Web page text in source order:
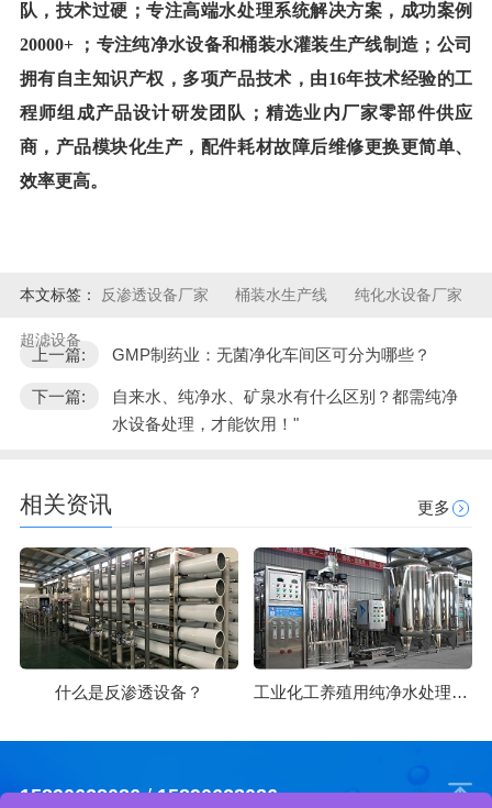
队，技术过硬；专注高端水处理系统解决方案，成功案例
20000+ ；专注纯净水设备和桶装水灌装生产线制造；公司
拥有自主知识产权，多项产品技术，由16年技术经验的工
程师组成产品设计研发团队；精选业内厂家零部件供应
商，产品模块化生产，配件耗材故障后维修更换更简单、
效率更高。
本文标签： 反渗透设备厂家 桶装水生产线 纯化水设备厂家
超滤设备
上一篇: GMP制药业：无菌净化车间区可分为哪些？
下一篇:
自来水、纯净水、矿泉水有什么区别？都需纯净
水设备处理，才能饮用！"
相关资讯 更多
什么是反渗透设备？ 工业化工养殖用纯净水处理方法
15890628086/15890628086